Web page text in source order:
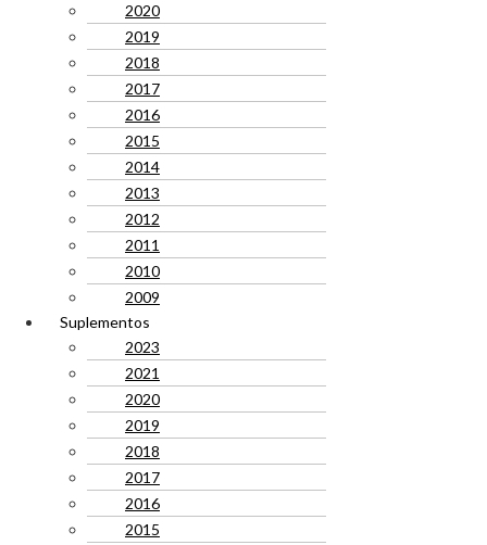
2020
2019
2018
2017
2016
2015
2014
2013
2012
2011
2010
2009
Suplementos
2023
2021
2020
2019
2018
2017
2016
2015